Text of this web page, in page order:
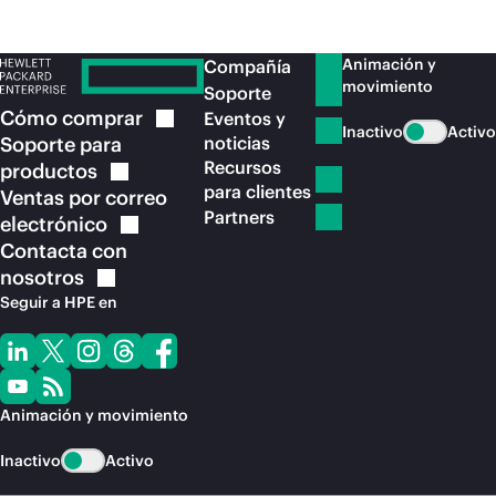
Cómocomprar
Soporte para
productos
Ventas por correo
electrónico
Contacta con
nosotros
Seguir a HPE en
Animación y movimiento
Inactivo Activo
Compañía
Soporte
Eventos y
noticias
Recursos
para clientes
Partners
Animación y
movimiento
Inactivo Activo